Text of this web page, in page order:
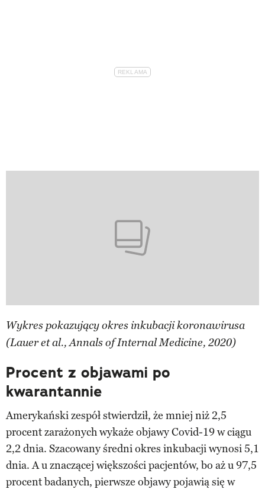
Wykres pokazujący okres inkubacji koronawirusa
(Lauer et al., Annals of Internal Medicine, 2020)
Procent z objawami po
kwarantannie
Amerykański zespół stwierdził, że mniej niż 2,5
procent zarażonych wykaże objawy Covid-19 w ciągu
2,2 dnia. Szacowany średni okres inkubacji wynosi 5,1
dnia. A u znaczącej większości pacjentów, bo aż u 97,5
procent badanych, pierwsze objawy pojawią się w